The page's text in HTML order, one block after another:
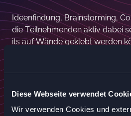
Diese Webseite verwendet
Wir verwenden Cookies und
Ideenfindung, Brainstorming,
die Teilnehmenden aktiv dabei
its auf Wände geklebt werden
gibt’s mittlerweile ausgereifte
eine Menge der Funktionen
Sehr gute Erfahrungen haben
basierten Kollaborationstool